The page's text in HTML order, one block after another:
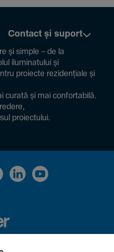
Contact și suport
și simple – de la
ilumi­na­tului și
proiecte rezi­den­țiale și
curată și mai confor­ta­bilă.
proiec­tului.